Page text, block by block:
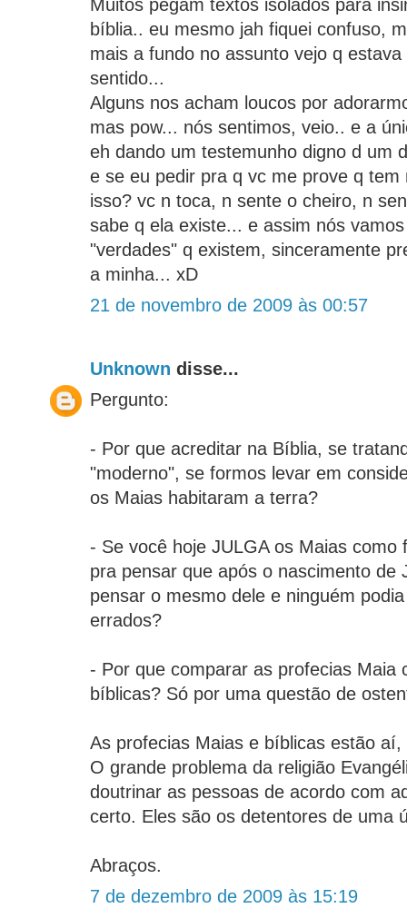
Muitos pegam textos isolados para
bíblia.. eu mesmo jah fiquei confuso,
mais a fundo no assunto vejo q
sentido...
Alguns nos acham loucos por
mas pow... nós sentimos, veio.. e a
eh dando um testemunho digno d um
e se eu pedir pra q vc me prove q tem
isso? vc n toca, n sente o cheiro, n
sabe q ela existe... e assim nós
"verdades" q existem, sinceramente
a minha... xD
21 de novembro de 2009 às 00:57
Unknown disse...
Pergunto:
- Por que acreditar na Bíblia, se
"moderno", se formos levar em
os Maias habitaram a terra?
- Se você hoje JULGA os Maias como
pra pensar que após o nascimento de
pensar o mesmo dele e ninguém
errados?
- Por que comparar as profecias Maia
bíblicas? Só por uma questão de
As profecias Maias e bíblicas estão
O grande problema da religião
doutrinar as pessoas de acordo com
certo. Eles são os detentores de uma
Abraços.
7 de dezembro de 2009 às 15:19